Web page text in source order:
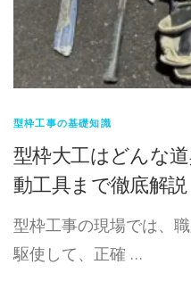
型枠工事の基礎知識
型枠大工はどんな
動工具まで徹底解説
型枠工事の現場では、
駆使して、正確 …